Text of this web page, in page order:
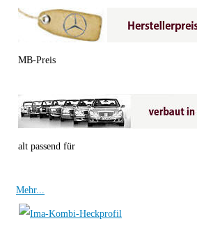
MB-Preis
alt passend für
Mehr...